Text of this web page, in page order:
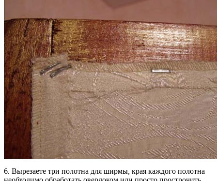
6. Вырезаете три полотна для ширмы, края каждого полотна